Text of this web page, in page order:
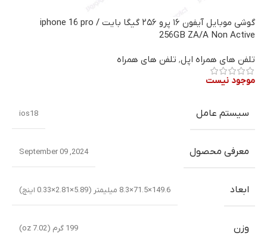
گوشی موبایل آیفون ۱۶ پرو ۲۵۶ گیگا بایت / iphone 16 pro
256GB ZA/A Non Active
تلفن های همراه اپل, تلفن های همراه
موجود نیست
سیستم عامل ios18
معرفی محصول 2024, September 09
ابعاد 149.6×71.5×8.3 میلیمتر (5.89×2.81×0.33 اینچ)
وزن 199 گرم (7.02 oz)